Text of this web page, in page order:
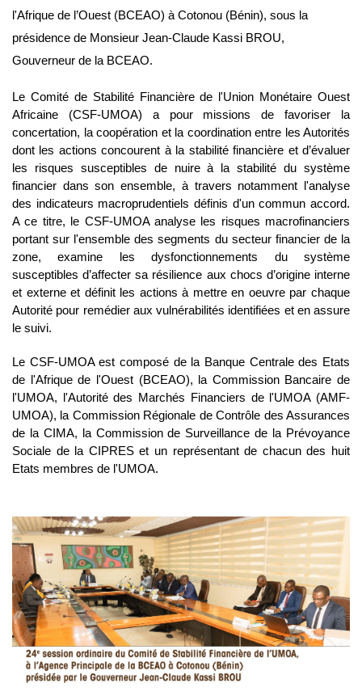
l'Afrique de l’Ouest (BCEAO) à Cotonou (Bénin), sous la
présidence de Monsieur Jean-Claude Kassi BROU,
Gouverneur de la BCEAO.
Le Comité de Stabilité Financière de l'Union Monétaire Ouest
Africaine (CSF-UMOA) a pour missions de favoriser la
concertation, la coopération et la coordination entre les Autorités
dont les actions concourent à la stabilité financière et d’évaluer
les risques susceptibles de nuire à la stabilité du système
financier dans son ensemble, à travers notamment l'analyse
des indicateurs macroprudentiels définis d'un commun accord.
A ce titre, le CSF-UMOA analyse les risques macrofinanciers
portant sur l'ensemble des segments du secteur financier de la
zone, examine les dysfonctionnements du système
susceptibles d’affecter sa résilience aux chocs d’origine interne
et externe et définit les actions à mettre en oeuvre par chaque
Autorité pour remédier aux vulnérabilités identifiées et en assure
le suivi.
Le CSF-UMOA est composé de la Banque Centrale des Etats
de l'Afrique de l'Ouest (BCEAO), la Commission Bancaire de
l'UMOA, l'Autorité des Marchés Financiers de l'UMOA (AMF-
UMOA), la Commission Régionale de Contrôle des Assurances
de la CIMA, la Commission de Surveillance de la Prévoyance
Sociale de la CIPRES et un représentant de chacun des huit
Etats membres de l'UMOA.